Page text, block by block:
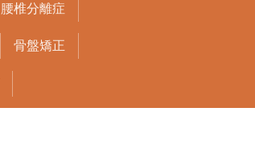
腰椎分離症
骨盤矯正